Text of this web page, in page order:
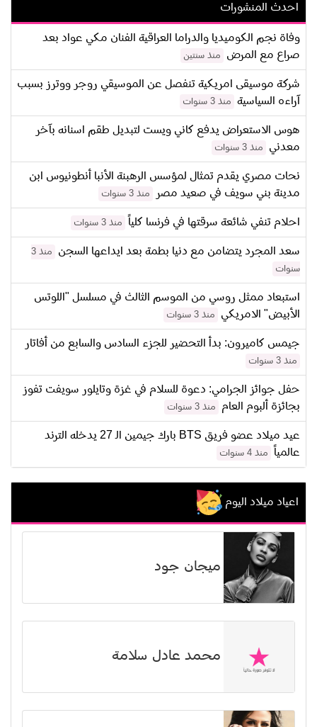
احدث المنشورات
وفاة نجم الكوميديا والدراما العراقية الفنان مكي عواد بعد
صراع مع المرض
منذ سنتين
شركة موسيقى امريكية تنفصل عن الموسيقي روجر ووترز بسبب
آراءه السياسية
منذ 3 سنوات
هوس الاستعراض يدفع كاني ويست لتبديل طقم اسنانه بآخر
معدني
منذ 3 سنوات
نحات مصري يقدم تمثال لمؤسس الرهبنة الأنبا أنطونيوس ابن
مدينة بني سويف في صعيد مصر
منذ 3 سنوات
احلام تنفي شائعة سرقتها في فرنسا كلياً منذ 3 سنوات
سعد المجرد يتضامن مع دنيا بطمة بعد ايداعها السجن
منذ 3
سنوات
استبعاد ممثل روسي من الموسم الثالث في مسلسل "اللوتس
الأبيض" الامريكي
منذ 3 سنوات
جيمس كاميرون: بدأ التحضير للجزء السادس والسابع من أفاتار
منذ 3 سنوات
حفل جوائز الجرامي: دعوة للسلام في غزة وتايلور سويفت تفوز
بجائزة ألبوم العام
منذ 3 سنوات
عيد ميلاد عضو فريق BTS بارك جيمين الـ 27 يدخله الترند
عالمياً
منذ 4 سنوات
اعياد ميلاد اليوم
ميجان جود
محمد عادل سلامة